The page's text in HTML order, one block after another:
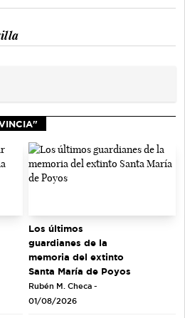
Los últimos
guardianes de la
memoria del extinto
Santa María de Poyos
Rubén M. Checa -
01/08/2026